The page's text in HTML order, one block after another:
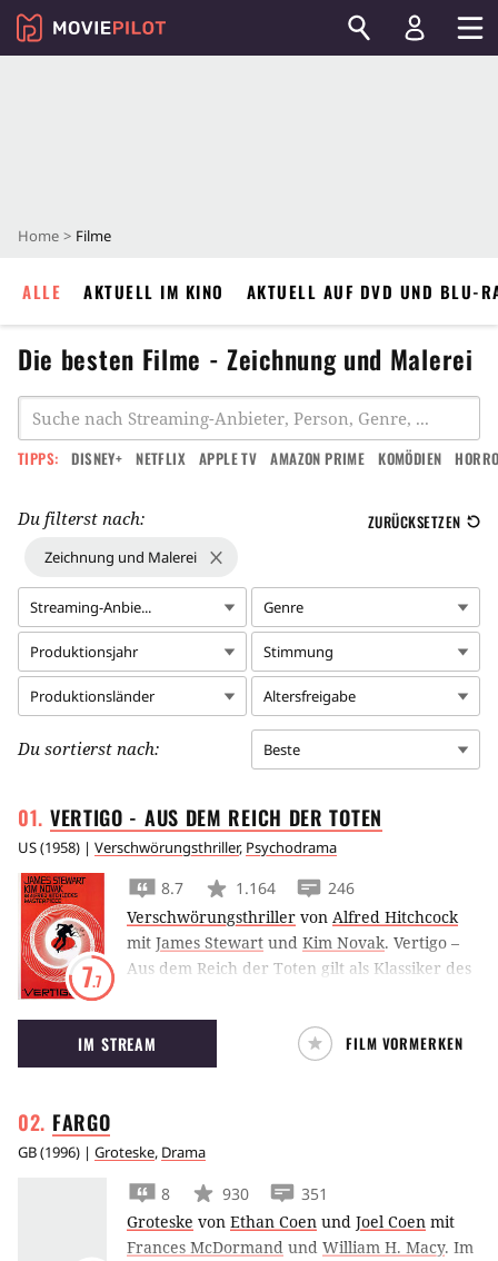
Home Filme
ALLE AKTUELL IM KINO AKTUELL AUF DVD UND BLU-
Die besten Filme - Zeichnung und Malerei
TIPPS: DISNEY+ NETFLIX APPLE TV AMAZON PRIME KOMÖDIEN
Du filterst nach: ZURÜCKSETZEN
Zeichnung und Malerei
Streaming-Anbie... Genre
Produktionsjahr Stimmung
Produktionsländer Altersfreigabe
Du sortierst nach: Beste
VERTIGO - AUS DEM REICH DERTOTEN
US(1958) | Verschwörungsthriller, Psychodrama
7.7
8.7 1.164
246
Verschwörungsthriller von Alfred Hitchcock
mit James Stewart und Kim Novak. Vertigo –
Aus dem Reich der Toten gilt als Klassiker des
James Stewart versucht sein Trauma von der
Angst vor Höhen zu bewältigen.
IM STREAM FILM VORMERKEN
FARGO
GB(1996) | Groteske, Drama
8 930
351
Groteske von Ethan Coen und Joel Coen mit
Frances McDormand und William H. Macy. Im